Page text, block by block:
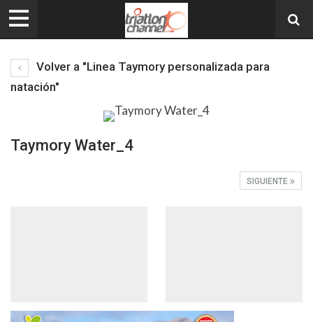
Volver a "Linea Taymory personalizada para
natación"
Taymory Water_4
SIGUIENTE